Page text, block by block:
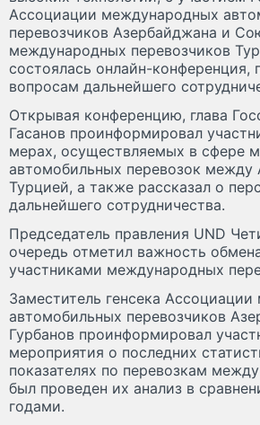
Ассоциации международных
перевозчиков Азербайджана и
международных перевозчиков
состоялась онлайн-конференция,
вопросам дальнейшего
Открывая конференцию, глава
Гасанов проинформировал
мерах, осуществляемых в сфере
автомобильных перевозок
Турцией, а также рассказал о
дальнейшего сотрудничества.
Председатель правления UND
очередь отметил важность
участниками международных
Заместитель генсека
автомобильных перевозчиков
Гурбанов проинформировал
мероприятия о последних
показателях по перевозкам
был проведен их анализ в
годами.